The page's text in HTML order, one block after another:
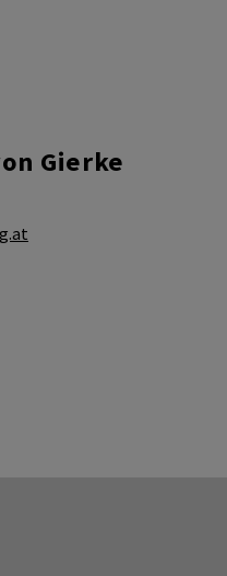
Gierke